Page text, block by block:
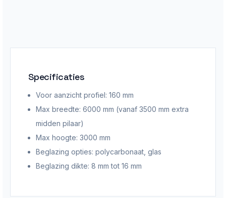
Specificaties
Voor aanzicht profiel: 160 mm
Max breedte: 6000 mm (vanaf 3500 mm extra
midden pilaar)
Max hoogte: 3000 mm
Beglazing opties: polycarbonaat, glas
Beglazing dikte: 8 mm tot 16 mm